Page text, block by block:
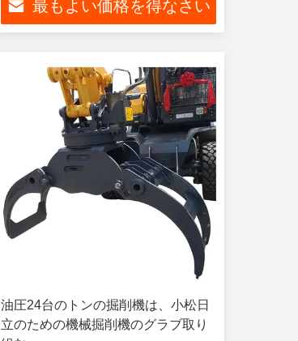
最もよい価格を得なさい
油圧24台のトンの掘削機は、小松日
立のための機械掘削機のグラブ取り